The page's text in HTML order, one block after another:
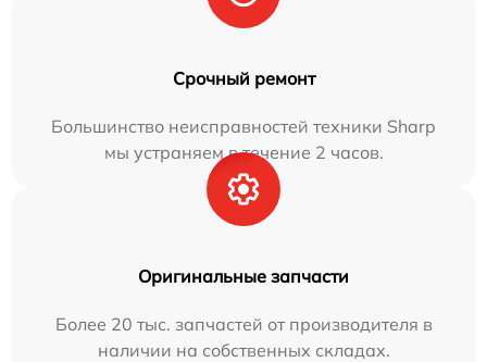
Срочный ремонт
Большинство неисправностей техники Sharp
мы устраняем в течение 2 часов.
Оригинальные запчасти
Более 20 тыс. запчастей от производителя в
наличии на собственных складах.